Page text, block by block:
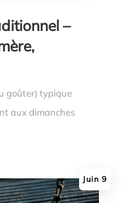
–
goûter) typique
aux dimanches
Juin 9